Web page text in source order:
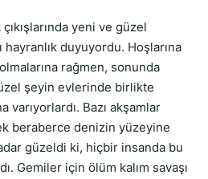
yeni ve güzel
duyuyordu. Hoşlarına
rağmen, sonunda
şeyin evlerinde birlikte
varıyorlardı. Bazı akşamlar
beraberce denizin yüzeyine
güzeldi ki, hiçbir insanda bu
Gemiler için ölüm kalım savaşı